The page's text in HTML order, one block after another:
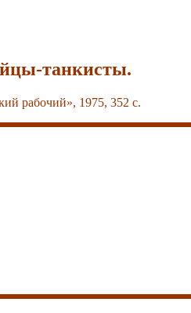
танкисты.
рабочий», 1975, 352 с.